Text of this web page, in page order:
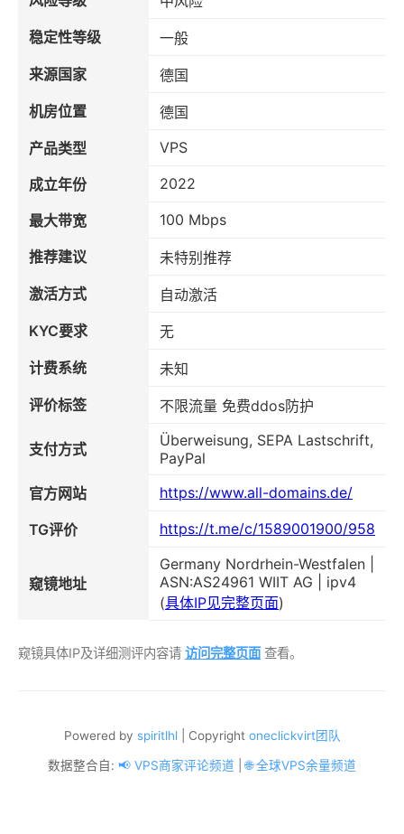
稳定性等级
一般
来源国家
德国
机房位置
德国
产品类型
VPS
成立年份 2022
最大带宽 100 Mbps
推荐建议
未特别推荐
激活方式
自动激活
KYC要求
无
计费系统
未知
评价标签
不限流量 免费ddos防护
支付方式
Überweisung, SEPA Lastschrift,
PayPal
官方网站
https://www.all-domains.de/
TG评价 https://t.me/c/1589001900/958
窥镜地址
Germany Nordrhein-Westfalen |
ASN:AS24961 WIIT AG | ipv4
(具体IP见完整页面)
窥镜具体IP及详细测评内容请 访问完整页面查看。
Powered by spiritlhl| Copyright oneclickvirt团队
数据整合自: 📢 VPS商家评论频道 |🌐 全球VPS余量频道